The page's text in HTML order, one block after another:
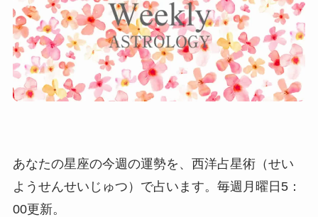
あなたの星座の今週の運勢を、西洋占星術（せい
ようせんせいじゅつ）で占います。 毎週月曜日5：
00更新。